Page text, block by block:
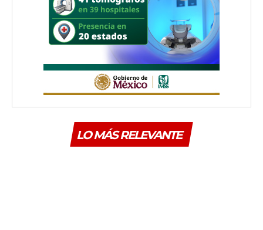
LO MÁS RELEVANTE